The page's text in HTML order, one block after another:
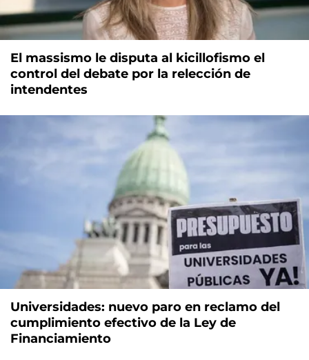
El massismo le disputa al kicillofismo el
control del debate por la relección de
intendentes
Universidades: nuevo paro en reclamo del
cumplimiento efectivo de la Ley de
Financiamiento